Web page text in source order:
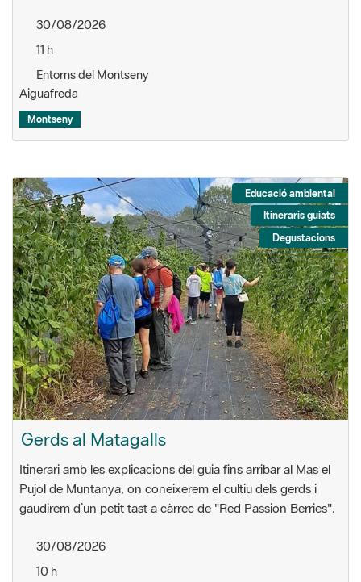
30/08/2026
11 h
Entorns del Montseny
Aiguafreda
Montseny
Educació ambiental
Itineraris guiats
Degustacions
Gerds al Matagalls
Itinerari amb les explicacions del guia fins arribar al Mas el
Pujol de Muntanya, on coneixerem el cultiu dels gerds i
gaudirem d’un petit tast a càrrec de "Red Passion Berries".
30/08/2026
10 h